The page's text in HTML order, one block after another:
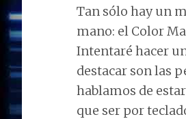
Tan sólo hay un
mano: el Color
Intentaré hacer
destacar son las
hablamos de
que ser por